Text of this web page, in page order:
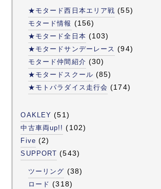
★モタード西日本エリア戦 (55)
モタード情報 (156)
★モタード全日本 (103)
★モタードサンデーレース (94)
モタード仲間紹介 (30)
★モタードスクール (85)
★モトパラダイス走行会 (174)
OAKLEY (51)
中古車両up!! (102)
Five (2)
SUPPORT (543)
ツーリング (38)
ロード (318)